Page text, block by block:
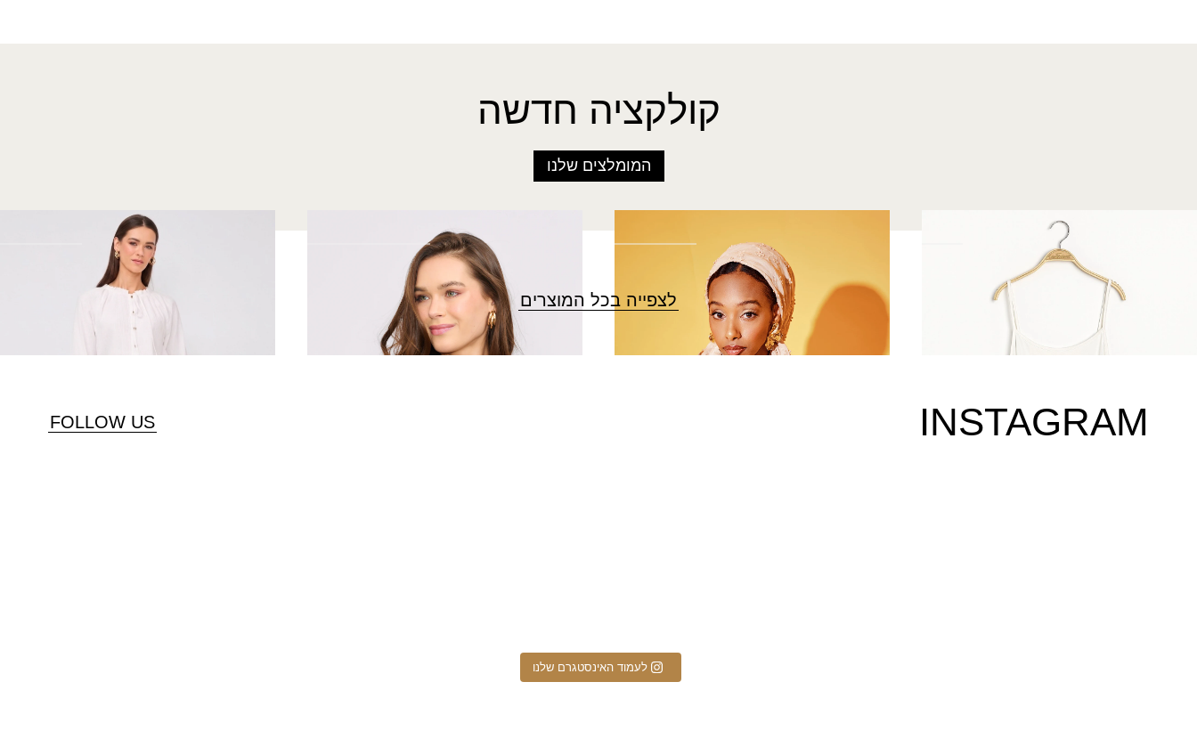
קולקציה חדשה
המומלצים שלנו
תחתית נערות זוהר
לצפייה בכל המוצרים
INSTAGRAM
FOLLOW US
לעמוד האינסטגרם שלנו